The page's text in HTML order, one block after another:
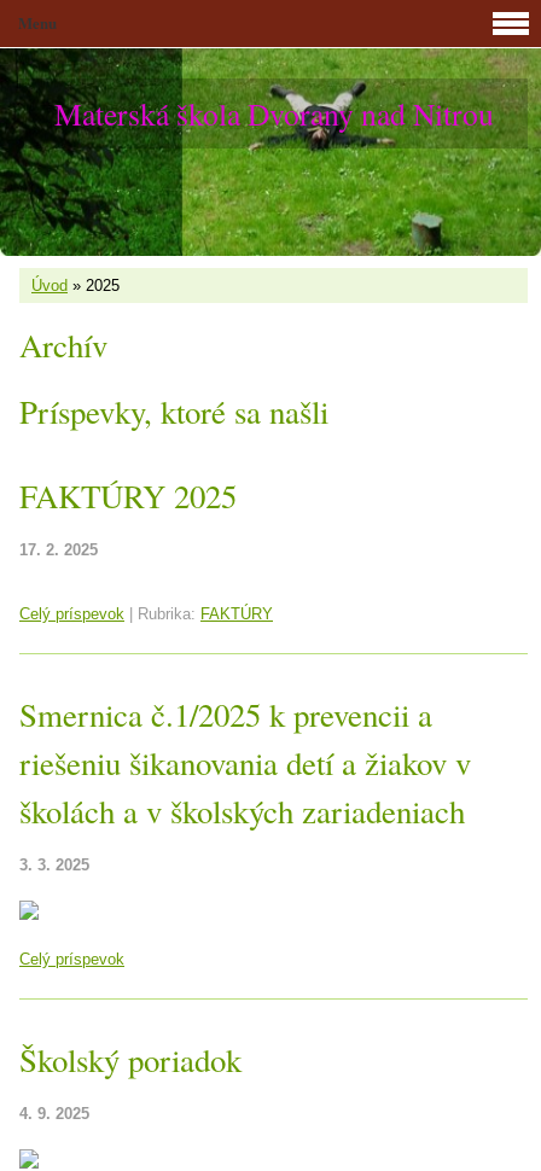
Materská škola Dvorany nad Nitrou
Úvod » 2025
Archív
Príspevky, ktoré sa našli
FAKTÚRY 2025
17. 2. 2025
Celý príspevok Rubrika: FAKTÚRY
Smernica č.1/2025 k prevencii a
riešeniu šikanovania detí a žiakov v
školách a v školských zariadeniach
3. 3. 2025
Celý príspevok
Školský poriadok
4. 9. 2025
Menu